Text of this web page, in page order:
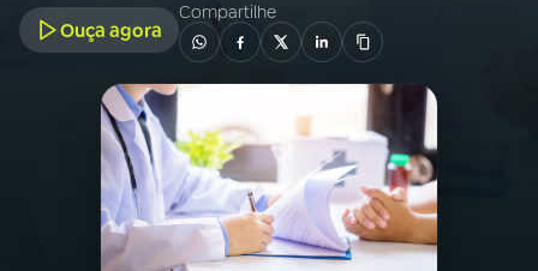
PROGRAMAÇÃO
PROGRAMAS
Ouça agora
Compartilhe